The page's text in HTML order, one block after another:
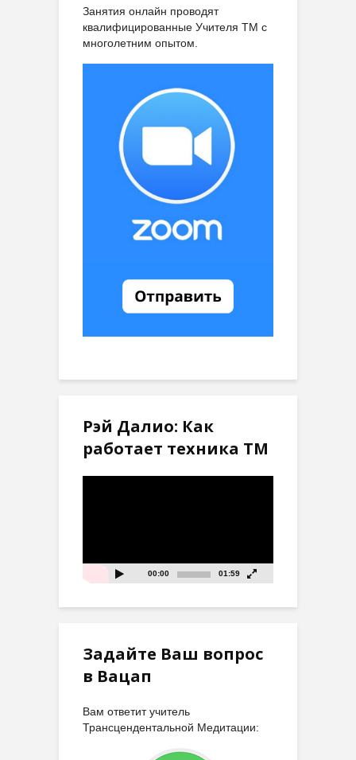
Занятия онлайн проводят
квалифицированные Учителя ТМ с
многолетним опытом.
Рэй Далио: Как
работает техника ТМ
00:00 01:59
Задайте Ваш вопрос
в Вацап
Вам ответит учитель
Трансцендентальной Медитации: